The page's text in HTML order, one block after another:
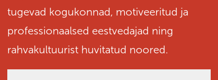
tugevad kogukonnad, motiveeritud ja
professionaalsed eestvedajad ning
rahvakultuurist huvitatud noored.